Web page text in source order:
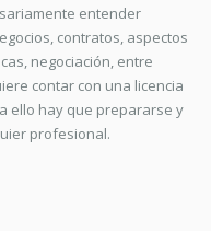
entender
contratos, aspectos
negociación, entre
contar con una licencia
ello hay que prepararse y
profesional.